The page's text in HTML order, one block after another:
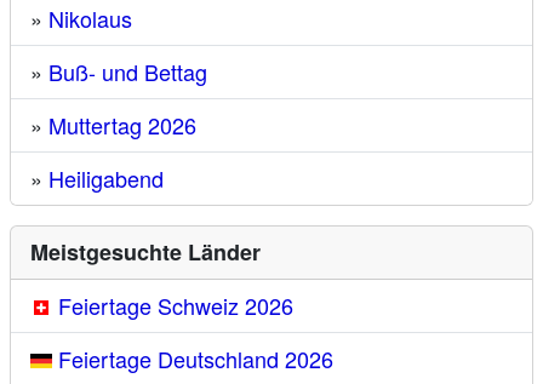
» Nikolaus
» Buß- und Bettag
» Muttertag 2026
» Heiligabend
Meistgesuchte Länder
Feiertage Schweiz 2026
Feiertage Deutschland 2026